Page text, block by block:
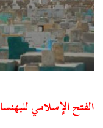
الفتح الإسلامي للبهنسا